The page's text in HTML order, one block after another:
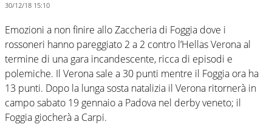
30/12/18 15:10
Emozioni a non finire allo Zaccheria di Foggia dove i
rossoneri hanno pareggiato 2 a 2 contro l’Hellas Verona al
termine di una gara incandescente, ricca di episodi e
polemiche. Il Verona sale a 30 punti mentre il Foggia ora ha
13 punti. Dopo la lunga sosta natalizia il Verona ritornerà in
campo sabato 19 gennaio a Padova nel derby veneto; il
Foggia giocherà a Carpi.